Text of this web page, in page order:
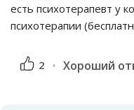
есть психотерапевт у
психотерапии
2 Хороший